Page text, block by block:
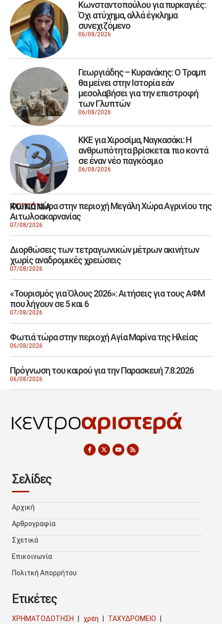
Κωνσταντοπούλου για πυρκαγιές:
Όχι ατύχημα, αλλά έγκλημα
συνεχιζόμενο
06/08/2026
Γεωργιάδης – Κυρανάκης: Ο Τραμπ
θα μείνει στην Ιστορία εάν
μεσολαβήσει για την επιστροφή
των Γλυπτών
06/08/2026
ΚΚΕ για Χιροσίμα, Ναγκασάκι: Η
ανθρωπότητα βρίσκεται πιο κοντά
σε έναν νέο παγκόσμιο
06/08/2026
ΚΟΙΝΩΝΙΑ
Φωτιά τώρα στην περιοχή Μεγάλη Χώρα Αγρινίου της
Αιτωλοακαρνανίας
07/08/2026
Διορθώσεις των τετραγωνικών μέτρων ακινήτων
χωρίς αναδρομικές χρεώσεις
07/08/2026
«Τουρισμός για Όλους 2026»: Αιτήσεις για τους ΑΦΜ
που λήγουν σε 5 και 6
07/08/2026
Φωτιά τώρα στην περιοχή Αγία Μαρίνα της Ηλείας
06/08/2026
Πρόγνωση του καιρού για την Παρασκευή 7.8.2026
06/08/2026
Σελίδες
Αρχική
Αρθρογραφία
Σχετικά
Επικοινωνία
Πολιτκή Απορρήτου
Ετικέτες
ΧΡΗΜΑΤΟΔΟΤΗΣΗ χρέη
ΤΑΧΥΔΡΟΜΕΙΟ